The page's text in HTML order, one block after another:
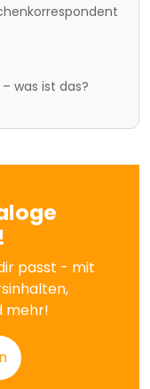
was ist das?
passt - mit
mehr!